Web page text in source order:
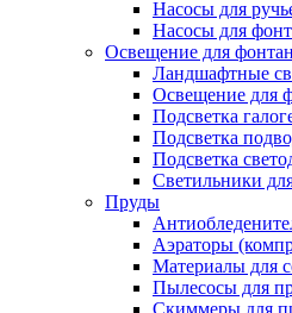
Насосы для
Насосы для
Освещение для
Ландшафтные
Освещение для
Подсветка
Подсветка
Подсветка
Светильники
Пруды
Аэраторы
Материалы для
Пылесосы для
Скиммеры для